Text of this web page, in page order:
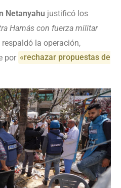
Netanyahu justificó los
Hamás con fuerza militar
la operación,
por «rechazar propuestas de